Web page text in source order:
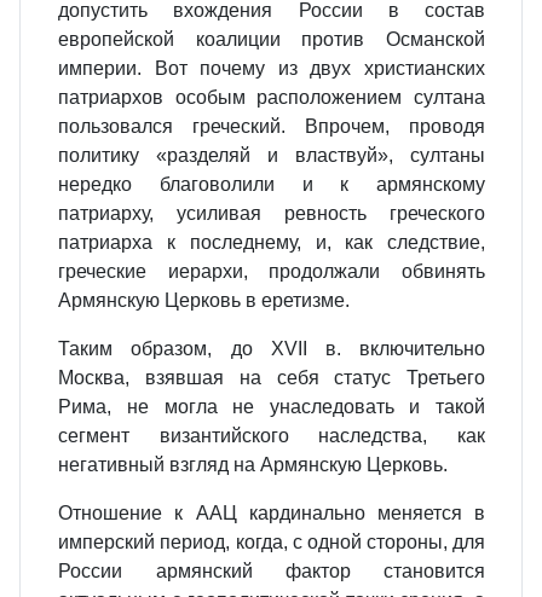
допустить вхождения России в состав
европейской коалиции против Османской
империи. Вот почему из двух христианских
патриархов особым расположением султана
пользовался греческий. Впрочем, проводя
политику «разделяй и властвуй», султаны
нередко благоволили и к армянскому
патриарху, усиливая ревность греческого
патриарха к последнему, и, как следствие,
греческие иерархи, продолжали обвинять
Армянскую Церковь в еретизме.
Таким образом, до XVII в. включительно
Москва, взявшая на себя статус Третьего
Рима, не могла не унаследовать и такой
сегмент византийского наследства, как
негативный взгляд на Армянскую Церковь.
Отношение к ААЦ кардинально меняется в
имперский период, когда, с одной стороны, для
России армянский фактор становится